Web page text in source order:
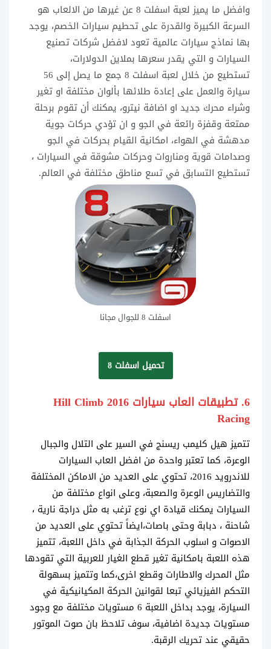
وافضل ما يميز لعبة اسفلت 8 عن غيرها من الالعاب هو
السرعة الكبيرة والقدرة على تحطيم سيارات الخصم، يوجد
بها نماذج سيارات عالمية تعود لافضل شركات تصنيع
السيارات و التي يقدر سعرها بملاين الدولارات،
تستطيع من خلال لعبة اسفلت 8 جمع ما يصل إلى 56
سيارة والعمل على إعادة طلائها بألوان مختلفة او تغير
وشراء محرك جديد او اضافة نيترو، يمكنك أن تقوم برحلة
ممتعة وقفزة رائعة في الجو و ان تؤدي حركات جوية
مدهشة في الهواء، امكانية القيام بحركات في الجو
وصدامات قوية ومناروات وحركات مشوقة في السيارات ،
تستطيع التسابق في تسع مناطق مختلفة في العالم.
اسفلت 8 للجوال مجانا
تحميل اسفلت 8
6. تطبيقات العاب سيارات 2016 Hill Climb
Racing
تتميز هيل كليمب ريسنج في السير على التلال والجبال
الوعرة، كما تعتبر واحدة من افضل العاب السيارات
للاندرويد 2016، تحتوي على العديد من الاماكن المختلفة
والتضاريس الوعرة والصعبة، وعلى انواع مختلفة من
السيارات يمكنك قيادة اي نوع ترغب به مثل دراجة نارية ،
شاحنة ، دبابة وحتى باصات،ايضاً تحتوي على العديد من
الاصوات و اسلوب الحركة الجذابة في داخل اللعبة، تتميز
هذه اللعبة بامكانية تغير قطع الغيار للعربية التي تقودها
مثل المحرك والاطارات وقطع اخرى،كما وتتميز بسهولة
التحكم الفيزيائي تبعا لقوانين الحركة المكيانيكية في
السيارة، يوجد بداخل اللعبة 6 مستويات مختلفة مع وجود
مستويات جديدة اضافية، سوف تلاحظ بان صوت الموتور
حقيقي عند تحريك الرقبة.